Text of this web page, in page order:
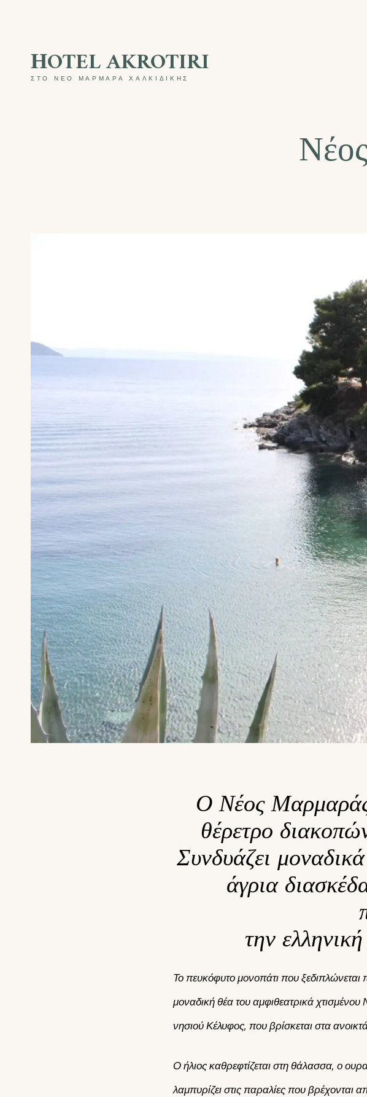
contentΗOTEL AKROTIRI
ΣΤΟ ΝΕΟ ΜΑΡΜΑΡΑ ΧΑΛΚΙΔΙΚΗΣ
Ο Νέος Μαρμαράς
θέρετρο
Συνδυάζει
άγρια
την
Το πευκόφυτο μονοπάτι που
μοναδική θέα του αμφιθεατρικά
νησιού Κέλυφος, που βρίσκεται στα
Ο ήλιος καθρεφτίζεται στη θάλασσα, ο
λαμπυρίζει στις παραλίες που βρέχονται